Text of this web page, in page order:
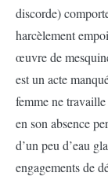
discorde)
harcèlement
œuvre de
est un acte
femme ne
en son absence
d’un peu d’eau
engagements de